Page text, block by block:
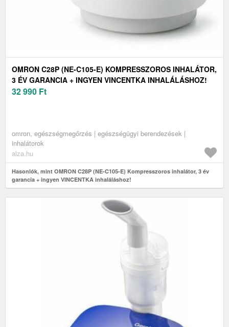
OMRON C28P (NE-C105-E) KOMPRESSZOROS INHALÁTOR,
3 ÉV GARANCIA + INGYEN VINCENTKA INHALÁLÁSHOZ!
32 990 Ft
omron, egészségmegőrzés | egészségügyi berendezések |
inhalátorok
alza.hu
Hasonlók, mint OMRON C28P (NE-C105-E) Kompresszoros inhalátor, 3 év
garancia + ingyen VINCENTKA inhaláláshoz!